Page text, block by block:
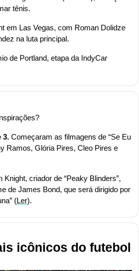
tênis.
em Las Vegas, com Roman Dolidze
na luta principal.
de Portland, etapa da IndyCar
3. Começaram as filmagens de “Se Eu
Ramos, Glória Pires, Cleo Pires e
Knight, criador de “Peaky Blinders”,
de James Bond, que será dirigido por
(Ler).
icônicos do futebol